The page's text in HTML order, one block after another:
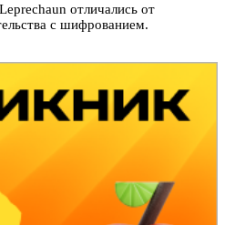
отличались от
с шифрованием.